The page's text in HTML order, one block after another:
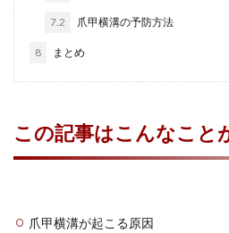
7.2 爪甲横溝の予防方法
8 まとめ
この記事はこんなこと
爪甲横溝が起こる原因